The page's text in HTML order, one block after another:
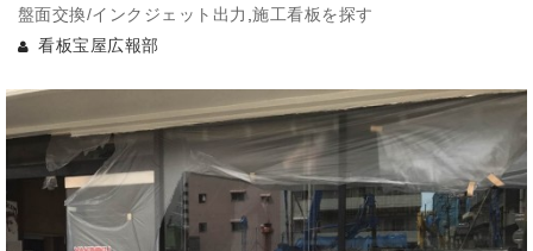
盤面交換/インクジェット出力 ,施工看板を探す
看板宝屋広報部